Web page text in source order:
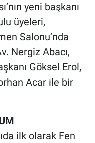
yeni başkanı
üyeleri,
Salonu’nda
Nergiz Abacı,
Göksel Erol,
Acar ile bir
ilk olarak Fen